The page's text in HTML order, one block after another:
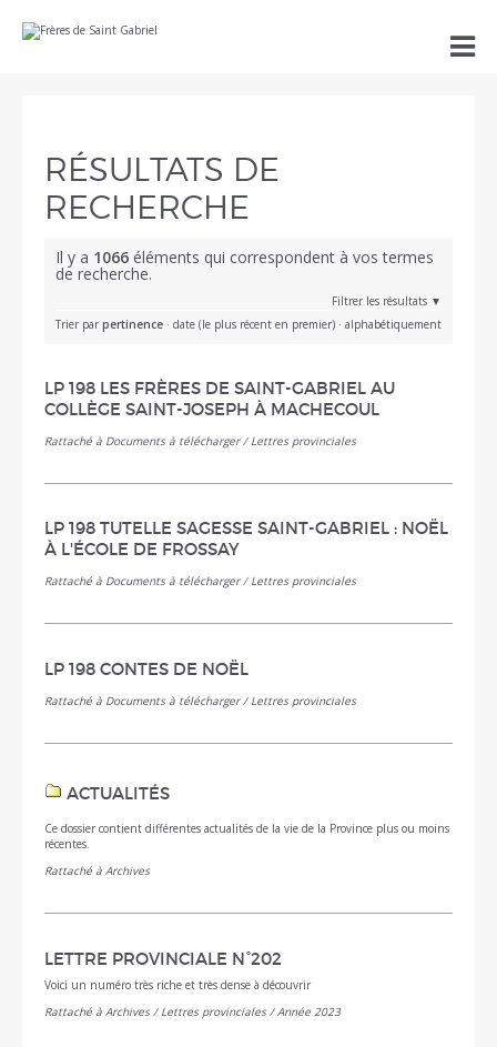
Aller
au
Outils
personnels

RÉSULTATS DE
RECHERCHE
Il y a 1066 éléments qui correspondent à vos termes
de recherche.
Filtrer les résultats
Trier par pertinence · date (le plus récent en premier) · alphabétiquement
LP 198 LES FRÈRES DE SAINT-GABRIEL AU
COLLÈGE SAINT-JOSEPH À MACHECOUL
Rattaché à Documents à télécharger / Lettres provinciales
LP 198 TUTELLE SAGESSE SAINT-GABRIEL : NOËL
À L'ÉCOLE DE FROSSAY
Rattaché à Documents à télécharger / Lettres provinciales
LP 198 CONTES DE NOËL
Rattaché à Documents à télécharger / Lettres provinciales
ACTUALITÉS
Ce dossier contient différentes actualités de la vie de la Province plus ou moins
récentes.
Rattaché à Archives
LETTRE PROVINCIALE N°202
Voici un numéro très riche et très dense à découvrir
Rattaché à Archives / Lettres provinciales /Année 2023